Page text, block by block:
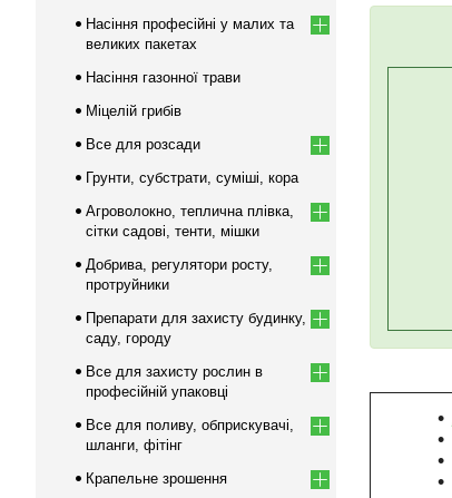
Насіння професійні у малих та
великих пакетах
Насіння газонної трави
Міцелій грибів
Все для розсади
Грунти, субстрати, суміші, кора
Агроволокно, теплична плівка,
сітки садові, тенти, мішки
Добрива, регулятори росту,
протруйники
Препарати для захисту будинку,
саду, городу
Все для захисту рослин в
професійній упаковці
Все для поливу, обприскувачі,
шланги, фітінг
Крапельне зрошення